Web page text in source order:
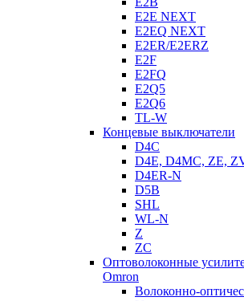
E2E NEXT
E2EQ NEXT
E2ER/E2ERZ
E2F
E2FQ
E2Q5
E2Q6
TL-W
Концевые выключатели
D4C
D4E, D4MC, ZE,
D4ER-N
D5B
SHL
WL-N
Z
ZC
Оптоволоконные
Omron
Волоконно-